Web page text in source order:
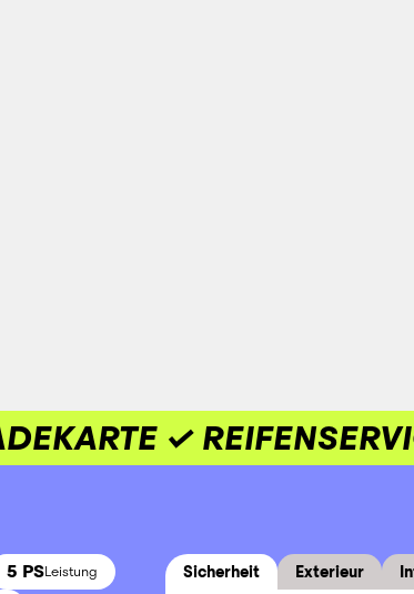
✓
5 PSLeistung Sicherheit Exterieur